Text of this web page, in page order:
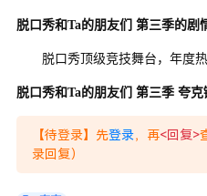
脱口秀和Ta的朋友们 第三季的剧情
脱口秀顶级竞技舞台，年度热
脱口秀和Ta的朋友们 第三季 夸克
【待登录】先登录，再<回复>
录回复）